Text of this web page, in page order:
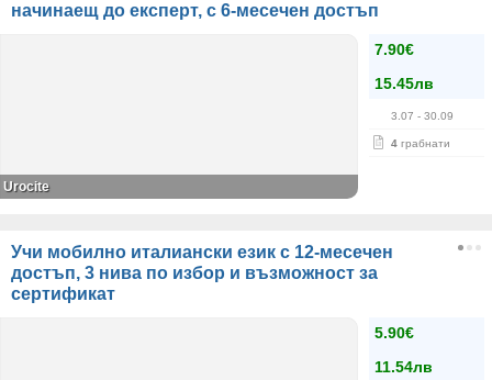
начинаещ до експерт, с 6-месечен достъп
7.90€
15.45лв
3.07 - 30.09
4 грабнати
Urocite
Учи мобилно италиански език с 12-месечен
достъп, 3 нива по избор и възможност за
сертификат
5.90€
11.54лв